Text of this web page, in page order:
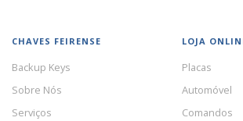
CHAVES FEIRENSE
Backup Keys
Sobre Nós
Serviços
LOJA
Placas
Automóvel
Comandos